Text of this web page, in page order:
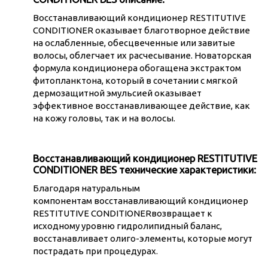
Восстанавливающий кондиционер RESTITUTIVE
CONDITIONER оказывает благотворное действие
на ослабленные, обесцвеченные или завитые
волосы, облегчает их расчесывание. Новаторская
формула кондиционера обогащена экстрактом
фитопланктона, который в сочетании с мягкой
дермозащитной эмульсией оказывает
эффективное восстанавливающее действие, как
на кожу головы, так и на волосы.
Восстанавливающий кондиционер RESTITUTIVE
CONDITIONER BES технические характеристики:
Благодаря натуральным
компонентам восстанавливающий кондиционер
RESTITUTIVE CONDITIONERвозвращает к
исходному уровню гидролипидный баланс,
восстанавливает олиго-элементы, которые могут
пострадать при процедурах.